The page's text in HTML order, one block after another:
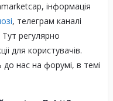
інформація
, телеграм каналі
Тут регулярно
для користувачів.
до нас на форумі, в темі